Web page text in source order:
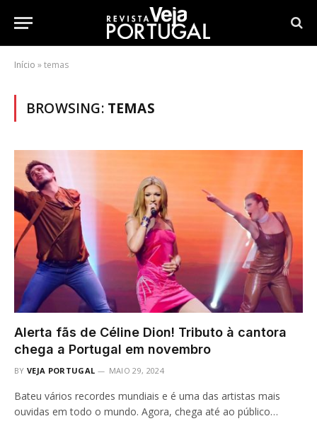
Início »temas
BROWSING: TEMAS
Alerta fãs de Céline Dion! Tributo à cantora
chega a Portugal em novembro
BY VEJA PORTUGAL MAIO 29, 2024
Bateu vários recordes mundiais e é uma das artistas mais
ouvidas em todo o mundo. Agora, chega até ao público…